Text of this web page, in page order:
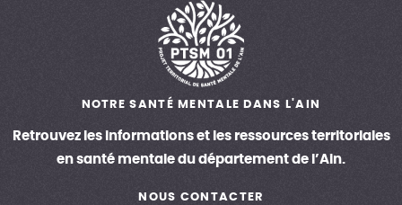
NOTRE SANTÉ MENTALE DANS L'AIN
Retrouvez les informations et les ressources territoriales
en santé mentale du département de l’Ain.
NOUS CONTACTER